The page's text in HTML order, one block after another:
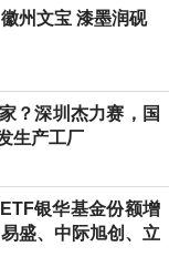
州文宝 漆墨润砚
？深圳杰力赛，国
生产工厂
银华基金份额增
盛、中际旭创、立